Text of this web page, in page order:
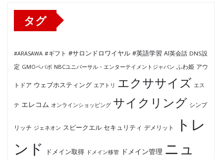
タグ
#ARASAWA #ギフト #サロンドロワイヤル #英語学習 AI英会話 DNS設
定 GMOペパボ NBCユニバーサル・エンターテイメントジャパン ふわ姫 アウ
トドア ウェブホスティング エアトリ エクササイズ エス
テ エレコム オンラインショッピング サイクリング シンプ
リッチ ジェネオン スピークエル セキュリティ デメリット
トレ
ンド
ドメイン取得 ドメイン移管 ドメイン管理 ニュ